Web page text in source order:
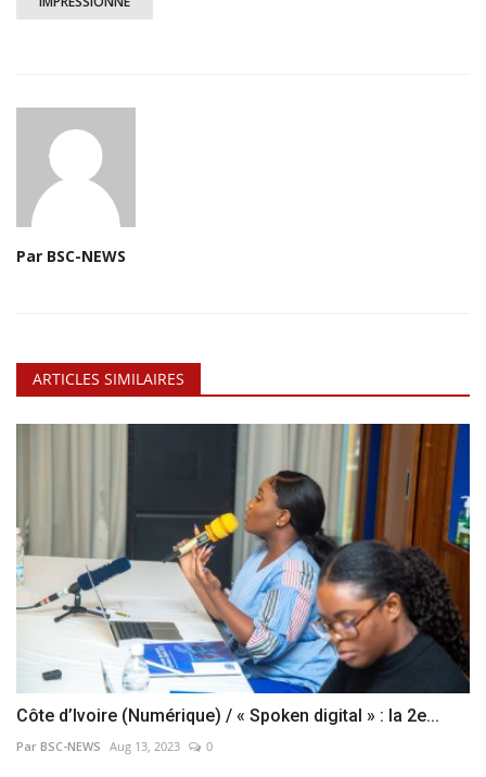
Par BSC-NEWS
ARTICLES SIMILAIRES
Côte d’Ivoire (Numérique) / « Spoken digital » : la 2e...
Par BSC-NEWS Aug 13, 2023 0